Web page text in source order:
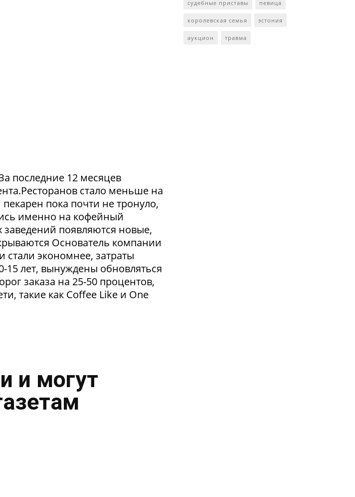
последние 12 месяцев
стало меньше на
пока почти не тронуло,
именно на кофейный
заведений появляются новые,
Основатель компании
экономнее, затраты
лет, вынуждены обновляться
заказа на 25-50 процентов,
такие как Coffee Like и One
и могут
судебные приставы певица
королевская семья эстония
аукцион травма